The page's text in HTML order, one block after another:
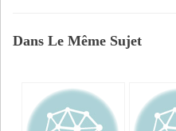
Dans Le Même Sujet